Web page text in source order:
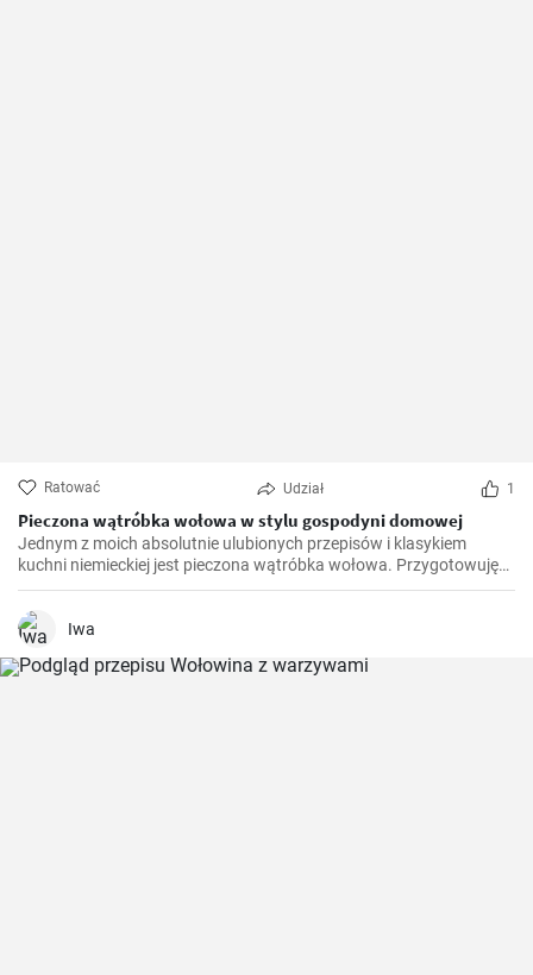
Ratować Udział 1
Pieczona wątróbka wołowa w stylu gospodyni domowej
Jednym z moich absolutnie ulubionych przepisów i klasykiem
kuchni niemieckiej jest pieczona wątróbka wołowa. Przygotowuję
to danie we własnej kuchni od lat i z czasem wprowadziłem drobne
poprawki, aby je udoskonalić. Bardzo się cieszę, że mogę podzielić
się nim z wami tutaj.
Iwa